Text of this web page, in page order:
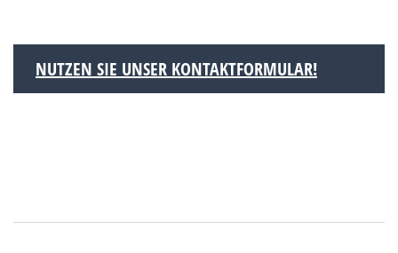
NUTZEN SIE UNSER KONTAKTFORMULAR!